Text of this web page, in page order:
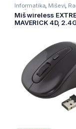
Informatika, Miševi,
periferija
Miš wireless
MAVERICK 4D,